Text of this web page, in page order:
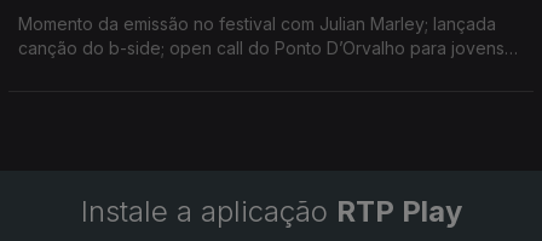
Momento da emissão no festival com Julian Marley; lançada
canção do b-side; open call do Ponto D’Orvalho para jovens
Instale a aplicação RTP Play